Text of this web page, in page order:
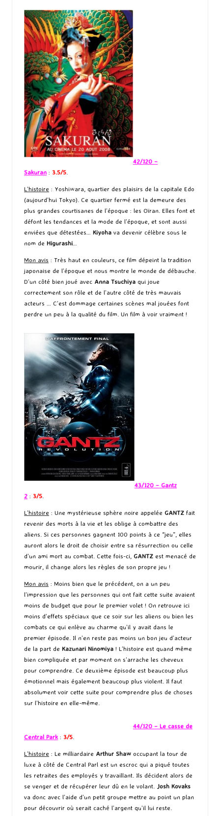
42/120 –
Sakuran : 3.5/5
L’histoire : Yoshiwara, quartier des plaisirs de la capitale Edo
(aujourd’hui Tokyo). Ce quartier fermé est la demeure des
plus grandes courtisanes de l’époque : les Oïran. Elles font et
défont les tendances et la mode de l’époque, et sont aussi
enviées que détestées… Kiyoha va devenir célèbre sous le
nom de Higurashi
Mon avis : Très haut en couleurs, ce film dépeint la tradition
japonaise de l’époque et nous montre le monde de débauche.
D’un côté bien joué avec Anna Tsuchiya qui joue
correctement son rôle et de l’autre côté de très mauvais
acteurs … C’est dommage certaines scènes mal jouées font
perdre un peu à la qualité du film. Un film à voir vraiment !
43/120 – Gantz
2 : 3/5
L’histoire : Une mystérieuse sphère noire appelée GANTZ fait
revenir des morts à la vie et les oblige à combattre des
aliens. Si ces personnes gagnent 100 points à ce “jeu”, elles
auront alors le droit de choisir entre sa résurrection ou celle
d’un ami mort au combat. Cette fois-ci, GANTZ est menacé de
mourir, il change alors les règles de son propre jeu !
Mon avis : Moins bien que le précédent, on a un peu
l’impression que les personnes qui ont fait cette suite avaient
moins de budget que pour le premier volet ! On retrouve ici
moins d’effets spéciaux que ce soir sur les aliens ou bien les
combats ce qui enlève au charme qu’il y avait dans le
premier épisode. Il n’en reste pas moins un bon jeu d’acteur
de la part de Kazunari Ninomiya ! L’histoire est quand même
bien compliquée et par moment on s’arrache les cheveux
pour comprendre. Ce deuxième épisode est beaucoup plus
émotionnel mais également beaucoup plus violent. Il faut
absolument voir cette suite pour comprendre plus de choses
sur l’histoire en elle-même.
44/120 – Le casse de
Central Park : 3/5
L’histoire : Le milliardaire Arthur Shaw occupant la tour de
luxe à côté de Central Parl est un escroc qui a piqué toutes
les retraites des employés y travaillant. Ils décident alors de
se venger et de récupérer leur dû en le volant.
Josh Kovaks
va donc avec l’aide d’un petit groupe mettre au point un plan
pour découvrir où serait caché l’argent qu’il lui reste.